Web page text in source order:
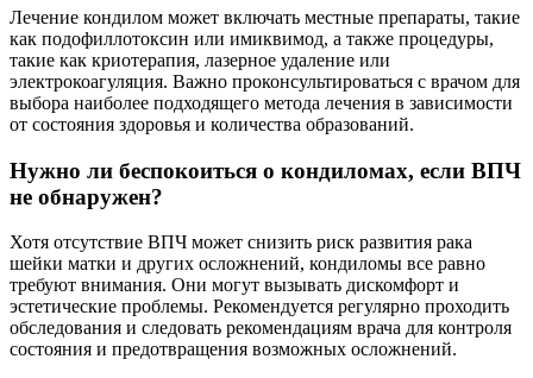
Лечение кондилом может включать местные препараты, такие
как подофиллотоксин или имиквимод, а также процедуры,
такие как криотерапия, лазерное удаление или
электрокоагуляция. Важно проконсультироваться с врачом для
выбора наиболее подходящего метода лечения в зависимости
от состояния здоровья и количества образований.
Нужно ли беспокоиться о кондиломах, если ВПЧ
не обнаружен?
Хотя отсутствие ВПЧ может снизить риск развития рака
шейки матки и других осложнений, кондиломы все равно
требуют внимания. Они могут вызывать дискомфорт и
эстетические проблемы. Рекомендуется регулярно проходить
обследования и следовать рекомендациям врача для контроля
состояния и предотвращения возможных осложнений.